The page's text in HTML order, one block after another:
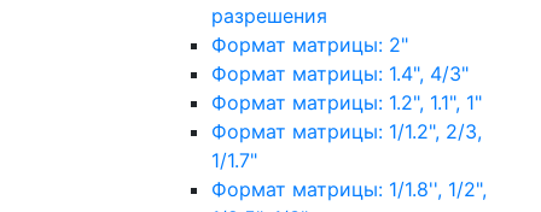
разрешения
Формат матрицы: 2"
Формат матрицы: 1.4", 4/3"
Формат матрицы: 1.2", 1.1", 1"
Формат матрицы: 1/1.2", 2/3,
1/1.7"
Формат матрицы: 1/1.8'', 1/2",